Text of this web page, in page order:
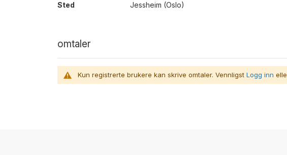
Sted
Jessheim (Oslo)
omtaler
Kun registrerte brukere kan skrive omtaler. VennligstLogg inn